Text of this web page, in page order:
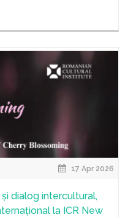
17 Apr 2026
dialog intercultural,
la ICR New